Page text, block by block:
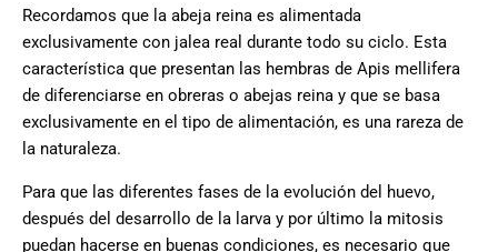
Recordamos que la abeja reina es alimentada
exclusivamente con jalea real durante todo su ciclo. Esta
característica que presentan las hembras de Apis mellifera
de diferenciarse en obreras o abejas reina y que se basa
exclusivamente en el tipo de alimentación, es una rareza de
la naturaleza.
Para que las diferentes fases de la evolución del huevo,
después del desarrollo de la larva y por último la mitosis
puedan hacerse en buenas condiciones, es necesario que